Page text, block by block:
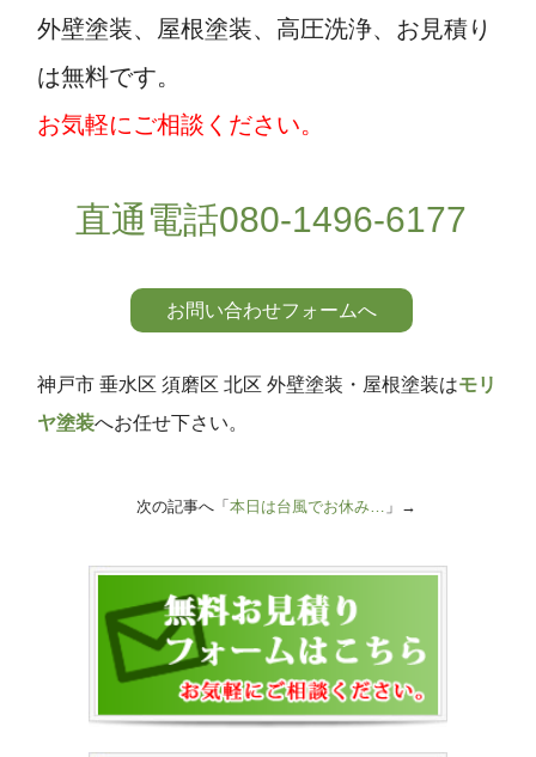
外壁塗装、屋根塗装、高圧洗浄、お見積り
は無料です。
お気軽にご相談ください。
直通電話080-1496-6177
お問い合わせフォームへ
神戸市 垂水区 須磨区 北区 外壁塗装・屋根塗装はモリ
ヤ塗装へお任せ下さい。
次の記事へ「 本日は台風でお休み… 」→